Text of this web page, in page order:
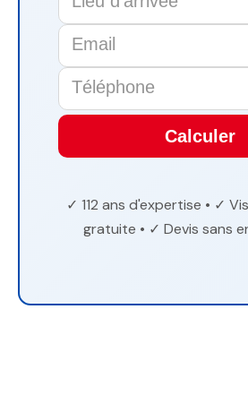
Calculer
should
✓ 112 ans d'expertise • ✓
gratuite • ✓ Devis sans